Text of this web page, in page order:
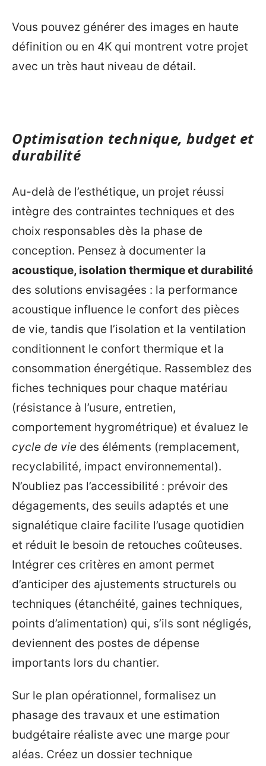
Vous pouvez générer des images en haute
définition ou en 4K qui montrent votre projet
avec un très haut niveau de détail.
Optimisation technique, budget et
durabilité
Au-delà de l’esthétique, un projet réussi
intègre des contraintes techniques et des
choix responsables dès la phase de
conception. Pensez à documenter la
acoustique, isolation thermique et durabilité
des solutions envisagées : la performance
acoustique influence le confort des pièces
de vie, tandis que l’isolation et la ventilation
conditionnent le confort thermique et la
consommation énergétique. Rassemblez des
fiches techniques pour chaque matériau
(résistance à l’usure, entretien,
comportement hygrométrique) et évaluez le
cycle de vie des éléments (remplacement,
recyclabilité, impact environnemental).
N’oubliez pas l’accessibilité : prévoir des
dégagements, des seuils adaptés et une
signalétique claire facilite l’usage quotidien
et réduit le besoin de retouches coûteuses.
Intégrer ces critères en amont permet
d’anticiper des ajustements structurels ou
techniques (étanchéité, gaines techniques,
points d’alimentation) qui, s’ils sont négligés,
deviennent des postes de dépense
importants lors du chantier.
Sur le plan opérationnel, formalisez un
phasage des travaux et une estimation
budgétaire réaliste avec une marge pour
aléas. Créez un dossier technique